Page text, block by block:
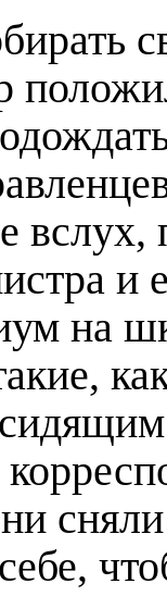
вслух,
и
на